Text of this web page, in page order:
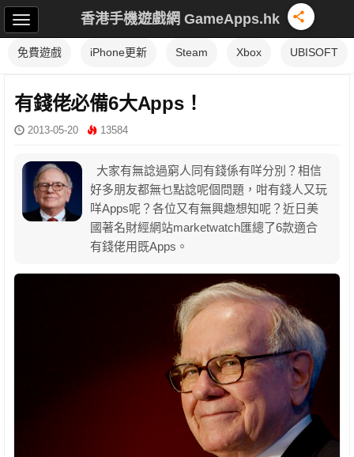
香港手機遊戲網 GameApps.hk
免費遊戲 iPhone更新 Steam Xbox UBISOFT
有錢佬必備6大Apps！
2013-05-20 13584
大家有無諗過窮人同有錢係有咩分別？相信
好多朋友都無乜點諗呢個問題，咁有錢人又玩
咩Apps呢？各位又有無興趣想知呢？近日美
國著名財經網站marketwatch匯總了6款適合
有錢佬用既Apps。